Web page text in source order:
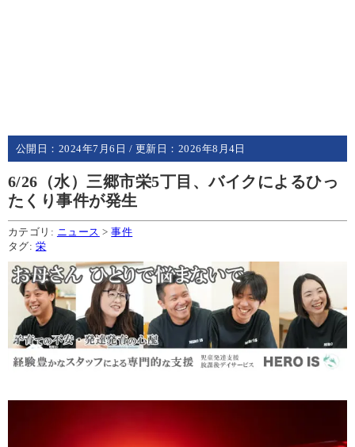
公開日： 2024年7月6日 / 更新日： 2026年8月4日
6/26（水）三郷市栄5丁目、バイクによるひっ
たくり事件が発生
カテゴリ: ニュース >事件
タグ: 栄